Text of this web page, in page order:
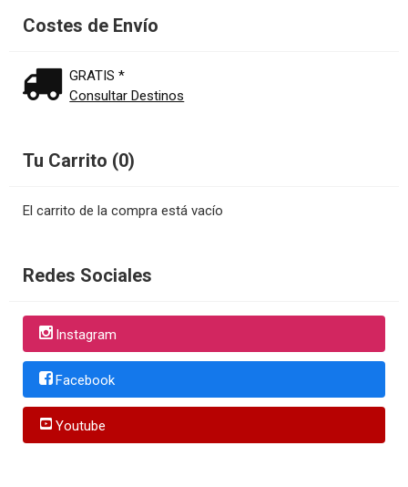
Costes de Envío
GRATIS *
Consultar Destinos
Tu Carrito (0)
El carrito de la compra está vacío
Redes Sociales
Instagram
Facebook
Youtube